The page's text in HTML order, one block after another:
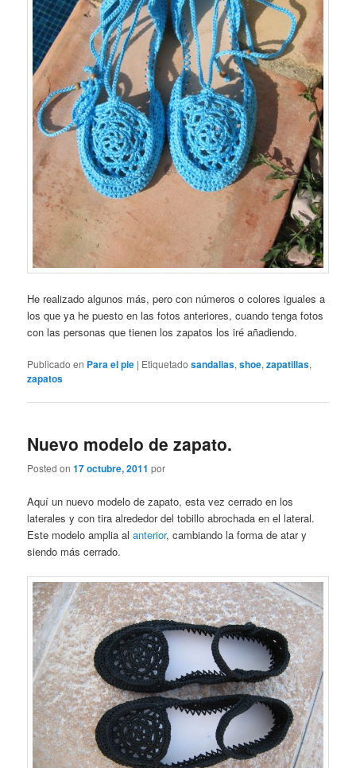
He realizado algunos más, pero con números o colores iguales a
los que ya he puesto en las fotos anteriores, cuando tenga fotos
con las personas que tienen los zapatos los iré añadiendo.
Publicado en Para el pie | Etiquetado sandalias,shoe,zapatillas,
zapatos
Nuevo modelo de zapato.
Posted on17 octubre, 2011 por
Aquí un nuevo modelo de zapato, esta vez cerrado en los
laterales y con tira alrededor del tobillo abrochada en el lateral.
Este modelo amplia alanterior, cambiando la forma de atar y
siendo más cerrado.